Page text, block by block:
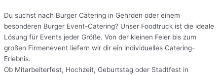
Du suchst nach Burger Catering in Gehrden oder einem
besonderen Burger Event-Catering? Unser Foodtruck ist die ideale
Lösung für Events jeder Größe. Von der kleinen Feier bis zum
großen Firmenevent liefern wir dir ein individuelles Catering-
Erlebnis.
Ob Mitarbeiterfest, Hochzeit, Geburtstag oder Stadtfest in